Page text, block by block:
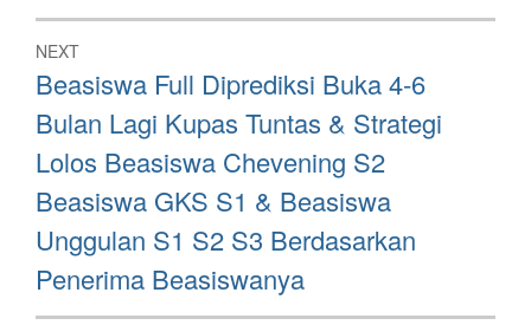
NEXT
Next
post:
Beasiswa Full Diprediksi Buka 4-6
Bulan Lagi Kupas Tuntas & Strategi
Lolos Beasiswa Chevening S2
Beasiswa GKS S1 & Beasiswa
Unggulan S1 S2 S3 Berdasarkan
Penerima Beasiswanya